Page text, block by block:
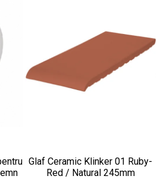
Glaf Ceramic Klinker 01 Ruby-
Red / Natural 245mm